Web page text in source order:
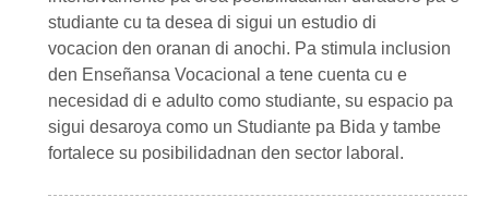
studiante cu ta desea di sigui un estudio di
vocacion den oranan di anochi. Pa stimula inclusion
den Enseñansa Vocacional a tene cuenta cu e
necesidad di e adulto como studiante, su espacio pa
sigui desaroya como un Studiante pa Bida y tambe
fortalece su posibilidadnan den sector laboral.